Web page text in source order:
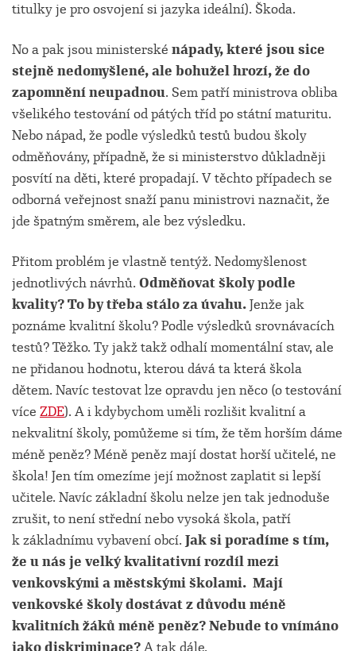
titulky je pro osvojení si jazyka ideální). Škoda.
No a pak jsou ministerské nápady, které jsou sice
stejně nedomyšlené, ale bohužel hrozí, že do
zapomnění neupadnou. Sem patří ministrova obliba
všelikého testování od pátých tříd po státní maturitu.
Nebo nápad, že podle výsledků testů budou školy
odměňovány, případně, že si ministerstvo důkladněji
posvítí na děti, které propadají. V těchto případech se
odborná veřejnost snaží panu ministrovi naznačit, že
jde špatným směrem, ale bez výsledku.
Přitom problém je vlastně tentýž. Nedomyšlenost
jednotlivých návrhů. Odměňovat školy podle
kvality? To by třeba stálo za úvahu.Jenže jak
poznáme kvalitní školu? Podle výsledků srovnávacích
testů? Těžko. Ty jakž takž odhalí momentální stav, ale
ne přidanou hodnotu, kterou dává ta která škola
dětem. Navíc testovat lze opravdu jen něco (o testování
více ZDE). A i kdybychom uměli rozlišit kvalitní a
nekvalitní školy, pomůžeme si tím, že těm horším dáme
méně peněz? Méně peněz mají dostat horší učitelé, ne
škola! Jen tím omezíme její možnost zaplatit si lepší
učitele. Navíc základní školu nelze jen tak jednoduše
zrušit, to není střední nebo vysoká škola, patří
k základnímu vybavení obcí. Jak si poradíme s tím,
že u nás je velký kvalitativní rozdíl mezi
venkovskými a městskými školami. Mají
venkovské školy dostávat z důvodu méně
kvalitních žáků méně peněz? Nebude to vnímáno
jako diskriminace?A tak dále.